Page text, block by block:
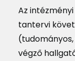
Az
tantervi
végző